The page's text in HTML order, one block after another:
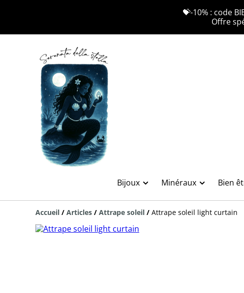
💝-10% : code
Offre
Bijoux Minéraux Bien
Accueil / Articles / Attrape soleil / Attrape soleil light curtain